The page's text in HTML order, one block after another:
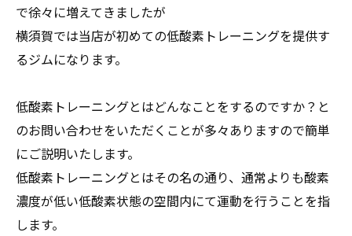
で徐々に増えてきましたが
横須賀では当店が初めての低酸素トレーニングを提供す
るジムになります。
低酸素トレーニングとはどんなことをするのですか？と
のお問い合わせをいただくことが多々ありますので簡単
にご説明いたします。
低酸素トレーニングとはその名の通り、通常よりも酸素
濃度が低い低酸素状態の空間内にて運動を行うことを指
します。